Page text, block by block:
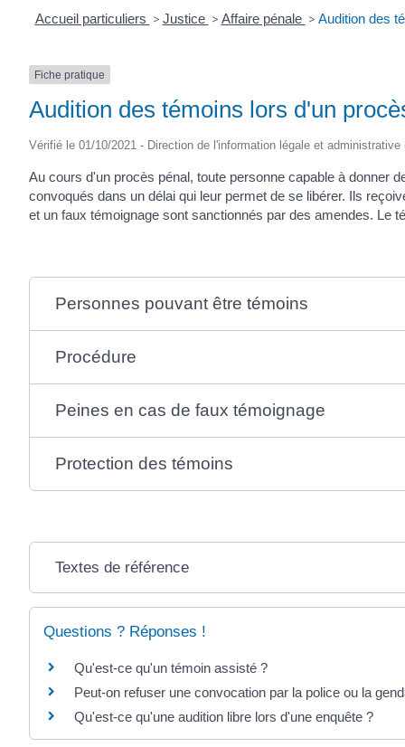
Accueil particuliers > Justice > Affaire pénale > Audition des
Fiche pratique
Audition des témoins lors d'un
Vérifié le 01/10/2021 - Direction de l'information légale et administrative
Au cours d'un procès pénal, toute personne capable à donner
convoqués dans un délai qui leur permet de se libérer. Ils
et un faux témoignage sont sanctionnés par des amendes. Le
Personnes pouvant être témoins
Procédure
Peines en cas de faux témoignage
Protection des témoins
Textes de référence
Questions ? Réponses !
Qu'est-ce qu'un témoin assisté ?
Peut-on refuser une convocation par la police ou la
Qu'est-ce qu'une audition libre lors d'une enquête ?